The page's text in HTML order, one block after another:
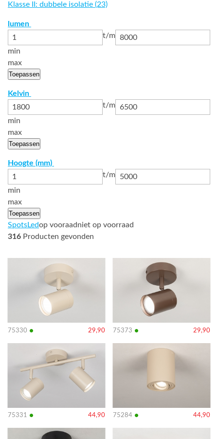
Klasse II: dubbele isolatie (23)
lumen
t/m
min
max
Toepassen
Kelvin
t/m
min
max
Toepassen
Hoogte (mm)
t/m
min
max
Toepassen
SpotsLedop vooraadniet op voorraad
316 Producten gevonden
75330 • 29,90
Bekijk
75373 • 29,90
Bekijk
75331 • 44,90
Bekijk
75284 • 44,90
Bekijk